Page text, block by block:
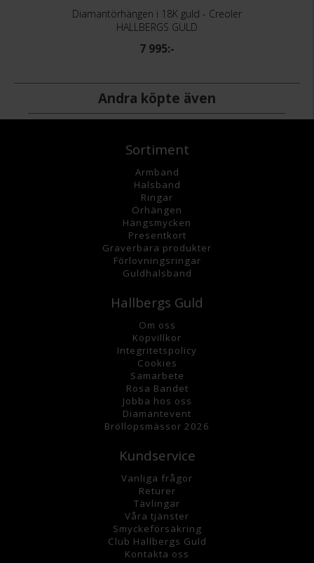
Diamantörhängen i 18K guld - Creoler
HALLBERGS GULD
7 995:-
Andra köpte även
Sortiment
Armband
Halsband
Ringar
Örhängen
Hängsmycken
Presentkort
Graverbara produkter
Förlovningsringar
Guldhalsband
Hallbergs Guld
Om oss
Köpvillkor
Integritetspolicy
Cookies
Samarbete
Rosa Bandet
Jobba hos oss
Diamantevent
Bröllopsmässor 2026
Kundservice
Vanliga frågor
Returer
Tävlingar
Våra tjänster
Smyckeförsäkring
Club Hallbergs Guld
Kontakta oss